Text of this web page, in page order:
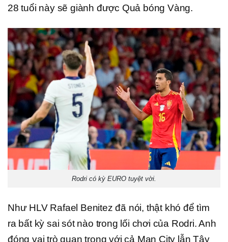
28 tuổi này sẽ giành được Quả bóng Vàng.
Rodri có kỳ EURO tuyệt vời.
Như HLV Rafael Benitez đã nói, thật khó để tìm
ra bất kỳ sai sót nào trong lối chơi của Rodri. Anh
đóng vai trò quan trọng với cả Man City lẫn Tây